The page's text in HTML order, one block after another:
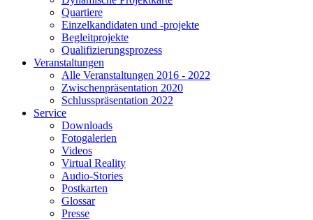
Quartiere
Einzelkandidaten und -projekte
Begleitprojekte
Qualifizierungsprozess
Veranstaltungen
Alle Veranstaltungen 2016 - 2022
Zwischenpräsentation 2020
Schlusspräsentation 2022
Service
Downloads
Fotogalerien
Videos
Virtual Reality
Audio-Stories
Postkarten
Glossar
Presse